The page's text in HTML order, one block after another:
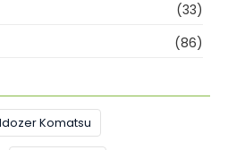
(33)
(86)
Komatsu